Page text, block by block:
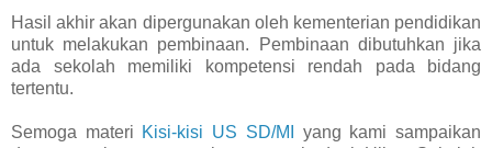
Hasil akhir akan dipergunakan oleh kementerian pendidikan
untuk melakukan pembinaan. Pembinaan dibutuhkan jika
ada sekolah memiliki kompetensi rendah pada bidang
tertentu.
Semoga materi Kisi-kisi US SD/MI
yang kami sampaikan